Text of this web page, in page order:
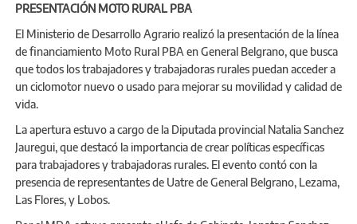
PRESENTACIÓN MOTO RURAL PBA
El Ministerio de Desarrollo Agrario realizó la presentación de la línea
de financiamiento Moto Rural PBA en General Belgrano, que busca
que todos los trabajadores y trabajadoras rurales puedan acceder a
un ciclomotor nuevo o usado para mejorar su movilidad y calidad de
vida.
La apertura estuvo a cargo de la Diputada provincial Natalia Sanchez
Jauregui, que destacó la importancia de crear políticas específicas
para trabajadores y trabajadoras rurales. El evento contó con la
presencia de representantes de Uatre de General Belgrano, Lezama,
Las Flores, y Lobos.